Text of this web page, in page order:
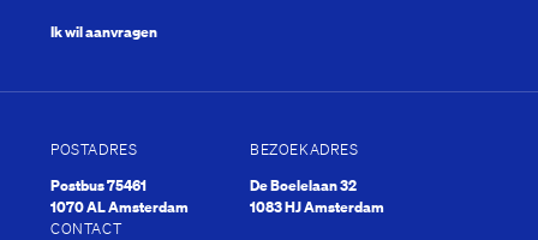
Ik wil aanvragen
POSTADRES
Postbus 75461
1070 AL Amsterdam
BEZOEKADRES
De Boelelaan 32
1083 HJ Amsterdam
CONTACT